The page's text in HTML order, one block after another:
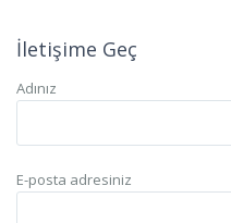
İletişime Geç
Adınız
E-posta adresiniz